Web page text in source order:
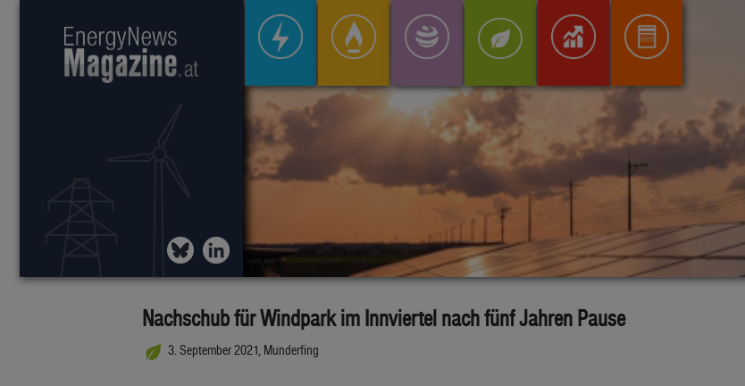
Nachschub für Windpark im Innviertel nach fünf Jahren Pause
3. September 2021, Munderfing